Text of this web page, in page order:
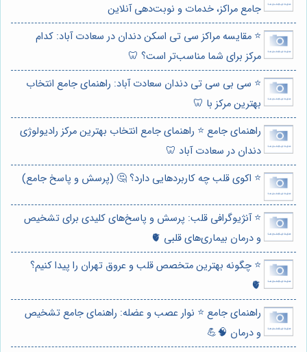
جامع مراکز، خدمات و نوبت‌دهی آنلاین
⭐️ مقایسه مراکز سی تی اسکن دندان در سعادت آباد: کدام
مرکز برای شما مناسب‌تر است؟ 🦷
⭐️ سی بی سی تی دندان سعادت آباد: راهنمای جامع انتخاب
بهترین مرکز با 🦷
راهنمای جامع ⭐️ راهنمای جامع انتخاب بهترین مرکز رادیولوژی
دندان در سعادت آباد 🦷
⭐️ اکوی قلب چه کاربردهایی دارد؟ 🤔 (پرسش و پاسخ جامع)
⭐️ آنژیوگرافی قلب: پرسش و پاسخ‌های کلیدی برای تشخیص
و درمان بیماری‌های قلبی 🫀
⭐️ چگونه بهترین متخصص قلب و عروق تهران را پیدا کنیم؟
🫀
راهنمای جامع ⭐️ نوار عصب و عضله: راهنمای جامع تشخیص
و درمان 🧠💪